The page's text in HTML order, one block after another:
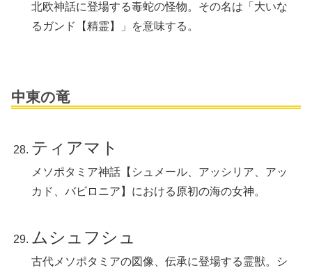
北欧神話に登場する毒蛇の怪物。その名は「大いな
るガンド【精霊】」を意味する。
中東の竜
ティアマト
メソポタミア神話【シュメール、アッシリア、アッ
カド、バビロニア】における原初の海の女神。
ムシュフシュ
古代メソポタミアの図像、伝承に登場する霊獣。シ